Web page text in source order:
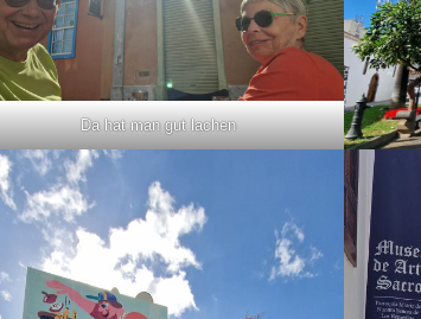
Da hat man gut lachen